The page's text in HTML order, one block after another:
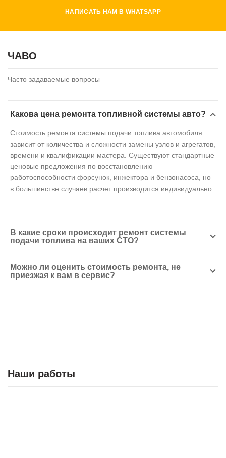
НАПИСАТЬ НАМ В WHATSAPP
ЧАВО
Часто задаваемые вопросы
Какова цена ремонта топливной системы авто?
Стоимость ремонта системы подачи топлива автомобиля
зависит от количества и сложности замены узлов и агрегатов,
времени и квалификации мастера. Существуют стандартные
ценовые предложения по восстановлению
работоспособности форсунок, инжектора и бензонасоса, но
в большинстве случаев расчет производится индивидуально.
В какие сроки происходит ремонт системы
подачи топлива на ваших СТО?
Можно ли оценить стоимость ремонта, не
приезжая к вам в сервис?
Наши работы